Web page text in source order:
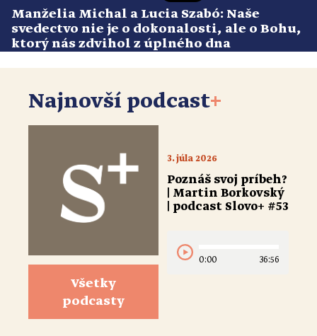
Manželia Michal a Lucia Szabó: Naše
svedectvo nie je o dokonalosti, ale o Bohu,
ktorý nás zdvihol z úplného dna
Najnovší podcast+
Všetky
podcasty
3. júla 2026
Poznáš svoj príbeh?
| Martin Borkovský
| podcast Slovo+ #53
0:00 36:56